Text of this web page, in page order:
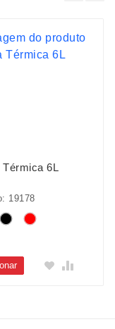
Térmica 6L
19178